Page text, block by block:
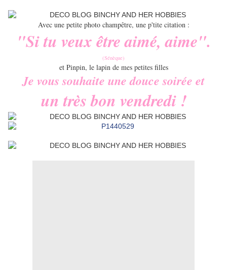
Avec une petite photo champêtre, une p'tite citation :
"Si tu veux être aimé, aime".
(Sénèque)
et Pinpin, le lapin de mes petites filles
Je vous souhaite une douce soirée et
un très bon vendredi !